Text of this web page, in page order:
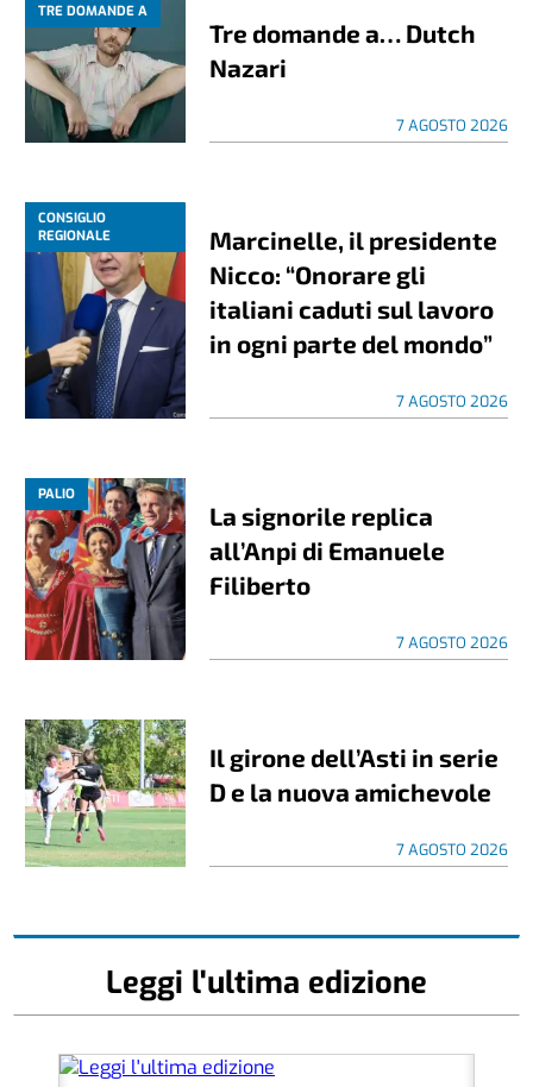
TRE DOMANDE A
Tre domande a… Dutch
Nazari
7 AGOSTO 2026
CONSIGLIO
REGIONALE
Marcinelle, il presidente
Nicco: “Onorare gli
italiani caduti sul lavoro
in ogni parte del mondo”
7 AGOSTO 2026
PALIO
La signorile replica
all’Anpi di Emanuele
Filiberto
7 AGOSTO 2026
Il girone dell’Asti in serie
D e la nuova amichevole
7 AGOSTO 2026
Leggi l'ultima edizione